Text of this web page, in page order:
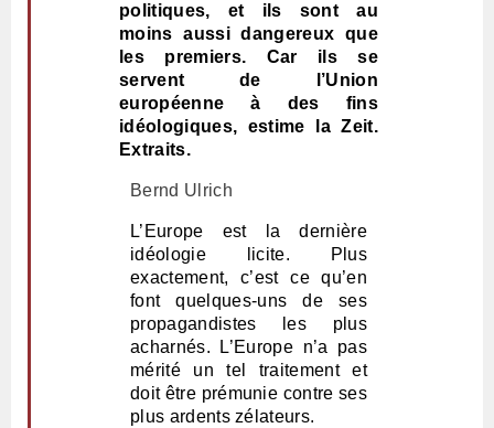
politiques, et ils sont au
moins aussi dangereux que
les premiers. Car ils se
servent de l’Union
européenne à des fins
idéologiques, estime la Zeit.
Extraits.
Bernd Ulrich
L’Europe est la dernière
idéologie licite. Plus
exactement, c’est ce qu’en
font quelques-uns de ses
propagandistes les plus
acharnés. L’Europe n’a pas
mérité un tel traitement et
doit être prémunie contre ses
plus ardents zélateurs.